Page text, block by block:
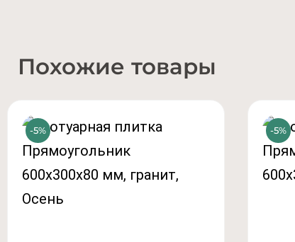
Похожие товары